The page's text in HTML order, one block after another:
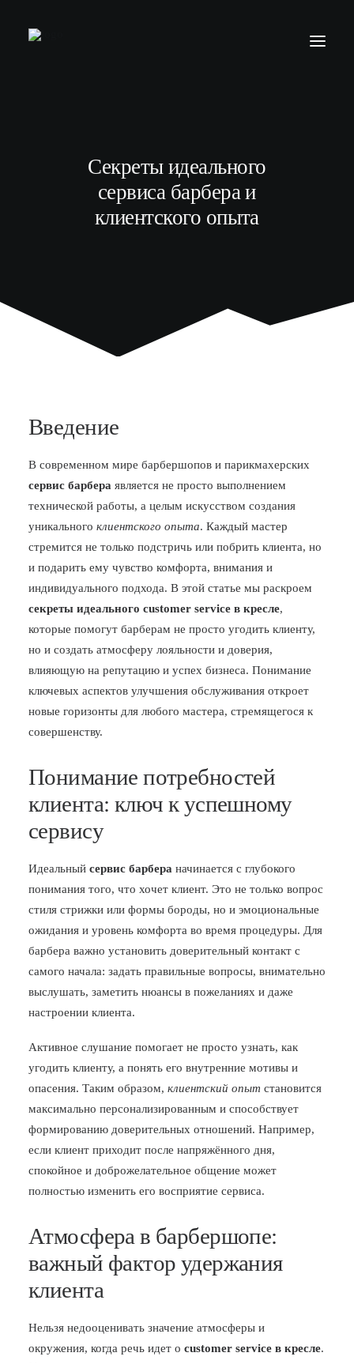
МОДЕЛЯМ
ВЫПУСКНИКИ
Секреты идеального
сервиса барбера и
клиентского опыта
Введение
В современном мире барбершопов и парикмахерских
сервис барбера является не просто выполнением
технической работы, а целым искусством создания
уникального клиентского опыта. Каждый мастер
стремится не только подстричь или побрить клиента, но
и подарить ему чувство комфорта, внимания и
индивидуального подхода. В этой статье мы раскроем
секреты идеального customer service в кресле,
которые помогут барберам не просто угодить клиенту,
но и создать атмосферу лояльности и доверия,
влияющую на репутацию и успех бизнеса. Понимание
ключевых аспектов улучшения обслуживания откроет
новые горизонты для любого мастера, стремящегося к
совершенству.
Понимание потребностей
клиента: ключ к успешному
сервису
Идеальный сервис барбера начинается с глубокого
понимания того, что хочет клиент. Это не только вопрос
стиля стрижки или формы бороды, но и эмоциональные
ожидания и уровень комфорта во время процедуры. Для
барбера важно установить доверительный контакт с
самого начала: задать правильные вопросы, внимательно
выслушать, заметить нюансы в пожеланиях и даже
настроении клиента.
Активное слушание помогает не просто узнать, как
угодить клиенту, а понять его внутренние мотивы и
опасения. Таким образом, клиентский опыт становится
максимально персонализированным и способствует
формированию доверительных отношений. Например,
если клиент приходит после напряжённого дня,
спокойное и доброжелательное общение может
полностью изменить его восприятие сервиса.
Атмосфера в барбершопе:
важный фактор удержания
клиента
Нельзя недооценивать значение атмосферы и
окружения, когда речь идет о customer service в кресле.